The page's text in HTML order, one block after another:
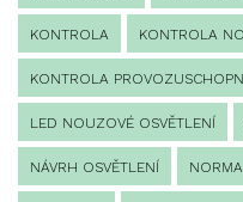
KONTROLA KONTROLA
KONTROLA
LED NOUZOVÉ OSVĚTLENÍ
NÁVRH OSVĚTLENÍ NORMA